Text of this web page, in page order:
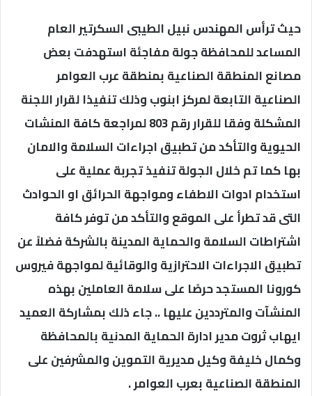
حيث ترأس المهندس نبيل الطيبى السكرتير العام
المساعد للمحافظة جولة مفاجئة استهدفت بعض
مصانع المنطقة الصناعية بمنطقة عرب العوامر
الصناعية التابعة لمركز ابنوب وذلك تنفيذا لقرار اللجنة
المشكلة وفقا للقرار رقم 803 لمراجعة كافة المنشات
الحيوية والتأكد من تطبيق اجراءات السلامة والامان
بها كما تم خلال الجولة تنفيذ تجربة عملية على
استخدام ادوات الاطفاء ومواجهة الحرائق او الحوادث
التى قد تطرأ على الموقع والتأكد من توفر كافة
اشتراطات السلامة والحماية المدينة بالشركة فضلاً عن
تطبيق الاجراءات الاحترازية والوقائية لمواجهة فيروس
كورونا المستجد حرصًا على سلامة العاملين بهذه
المنشآت والمترددين عليها .. جاء ذلك بمشاركة العميد
ايهاب ثروت مدير ادارة الحماية المدنية بالمحافظة
وكمال خليفة وكيل مديرية التموين والمشرفين على
المنطقة الصناعية بعرب العوامر .